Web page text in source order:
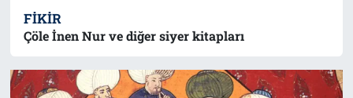
FIKIR
Çöle İnen Nur ve diğer siyer kitapları